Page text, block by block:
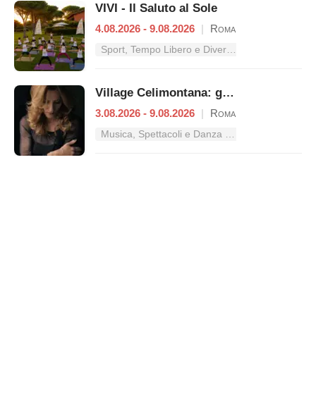
VIVI - Il Saluto al Sole
4.08.2026 - 9.08.2026 | Roma
Village Celimontana: gli appuntamenti dal 3 al 9 agosto
3.08.2026 - 9.08.2026 | Roma